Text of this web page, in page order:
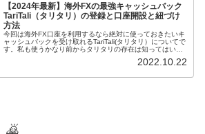
【2024年最新】海外FXの最強キャッシュバック
TariTali（タリタリ）の登録と口座開設と紐づけ
方法
今回は海外FX口座を利用するなら絶対に使っておきたいキ
ャッシュバックを受け取れるTariTali(タリタリ）についてで
す。私も使うかなり前からタリタリの存在は知ってはいた
2022.10.22
🙇